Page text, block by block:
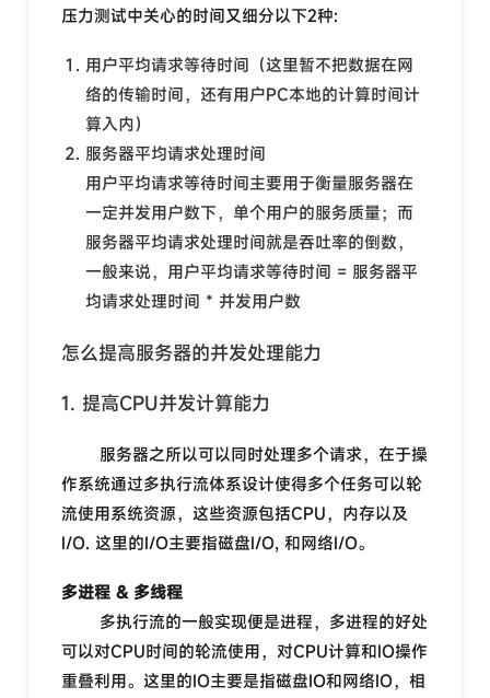
压力测试中关心的时间又细分以下2种:
用户平均请求等待时间（这里暂不把数据在网
络的传输时间，还有用户PC本地的计算时间计
算入内）
服务器平均请求处理时间
用户平均请求等待时间主要用于衡量服务器在
一定并发用户数下，单个用户的服务质量；而
服务器平均请求处理时间就是吞吐率的倒数，
一般来说，用户平均请求等待时间 = 服务器平
均请求处理时间 * 并发用户数
怎么提高服务器的并发处理能力
1. 提高CPU并发计算能力
服务器之所以可以同时处理多个请求，在于操
作系统通过多执行流体系设计使得多个任务可以轮
流使用系统资源，这些资源包括CPU，内存以及
I/O. 这里的I/O主要指磁盘I/O, 和网络I/O。
多进程 & 多线程
多执行流的一般实现便是进程，多进程的好处
可以对CPU时间的轮流使用，对CPU计算和IO操作
重叠利用。这里的IO主要是指磁盘IO和网络IO，相